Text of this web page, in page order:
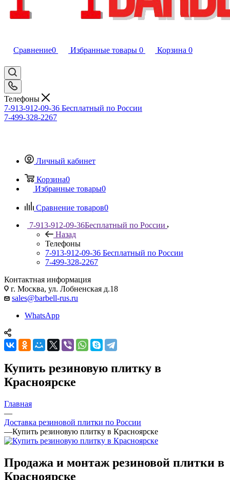
Сравнение0 Избранные товары 0 Корзина 0
Телефоны
7-913-912-09-36 Бесплатный по России
7-499-328-2267
Личный кабинет
Корзина0
Избранные товары0
Сравнение товаров0
7-913-912-09-36Бесплатный по России
Назад
Телефоны
7-913-912-09-36 Бесплатный по России
7-499-328-2267
Контактная информация
г. Москва, ул. Лобненская д.18
sales@barbell-rus.ru
WhatsApp
Купить резиновую плитку в
Красноярске
Главная
—
Доставка резиновой плитки по России
—Купить резиновую плитку в Красноярске
Продажа и монтаж резиновой плитки в
Красноярске